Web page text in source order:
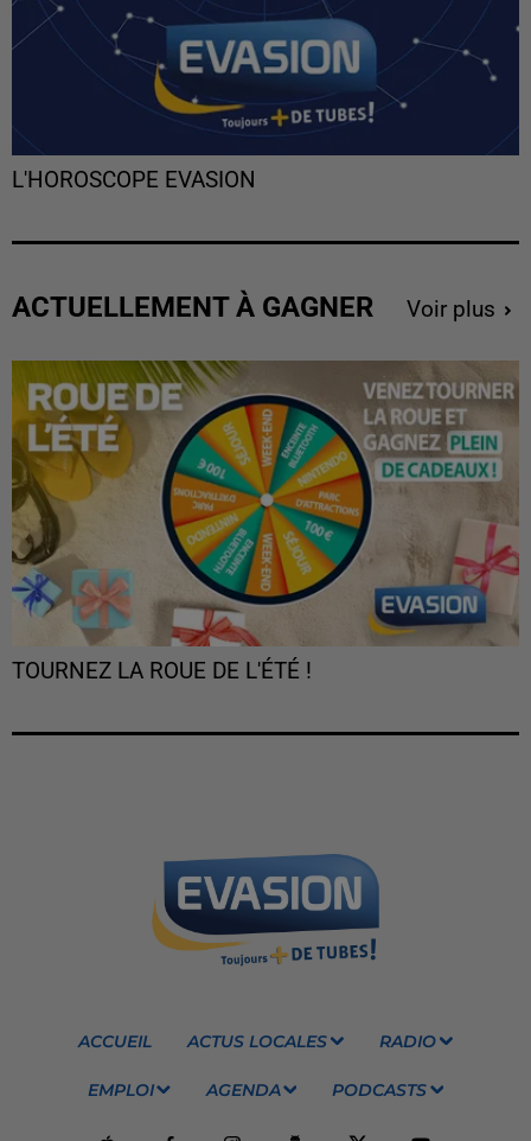
L'HOROSCOPE EVASION
ACTUELLEMENT À GAGNER Voir plus
TOURNEZ LA ROUE DE L'ÉTÉ !
ACCUEIL ACTUS LOCALES RADIO
EMPLOI AGENDA PODCASTS